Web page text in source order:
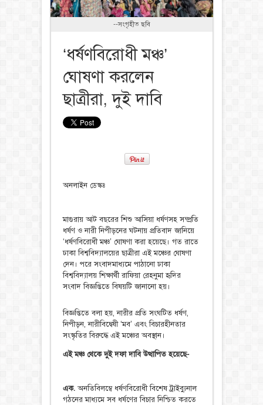
--সংগৃহীত ছবি
‘ধর্ষণবিরোধী মঞ্চ’
ঘোষণা করলেন
ছাত্রীরা, দুই দাবি
অনলাইন ডেস্কঃ
মাগুরায় আট বছরের শিশু আসিয়া ধর্ষণসহ সম্প্রতি
ধর্ষণ ও নারী নিপীড়নের ঘটনায় প্রতিবাদ জানিয়ে
‘ধর্ষণবিরোধী মঞ্চ’ ঘোষণা করা হয়েছে। গত রাতে
ঢাকা বিশ্ববিদ্যালয়ের ছাত্রীরা এই মঞ্চের ঘোষণা
দেন। পরে সংবাদমাধ্যমে পাঠানো ঢাকা
বিশ্ববিদ্যালয় শিক্ষার্থী রাফিয়া রেহনুমা হৃদির
সংবাদ বিজ্ঞপ্তিতে বিষয়টি জানানো হয়।
বিজ্ঞপ্তিতে বলা হয়, নারীর প্রতি সংঘটিত ধর্ষণ,
নিপীড়ন, নারীবিদ্বেষী ‘মব’ এবং বিচারহীনতার
সংস্কৃতির বিরুদ্ধে এই মঞ্চের অবস্থান।
এই মঞ্চ থেকে দুই দফা দাবি উত্থাপিত হয়েছে-
এক.অনতিবিলম্বে ধর্ষণবিরোধী বিশেষ ট্রাইব্যুনাল
গঠনের মাধ্যমে সব ধর্ষণের বিচার নিশ্চিত করতে